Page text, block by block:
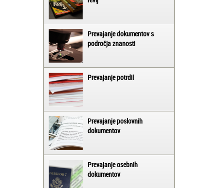
Prevajanje dokumentov s
področja znanosti
Prevajanje potrdil
Prevajanje poslovnih
dokumentov
Prevajanje osebnih
dokumentov